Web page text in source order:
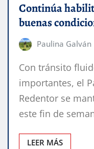
Continúa
buenas
Paulina Galván
Con tránsito
importantes, el
Redentor se
este fin de
LEER MÁS